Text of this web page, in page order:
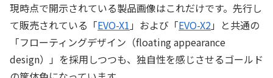
現時点で開示されている製品画像はこれだけです。先行し
て販売されている「EVO-X1 」および「EVO-X2」と共通の
「フローティングデザイン（floating appearance
design）」を採用しつつも、独自性を感じさせるゴールド